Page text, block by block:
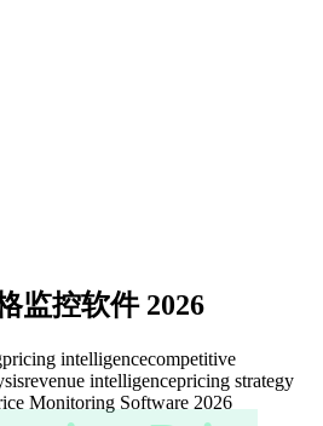
监控软件 2026
pricing intelligencecompetitive
revenue intelligencepricing strategy